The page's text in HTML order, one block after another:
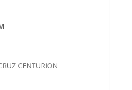
CENTURION